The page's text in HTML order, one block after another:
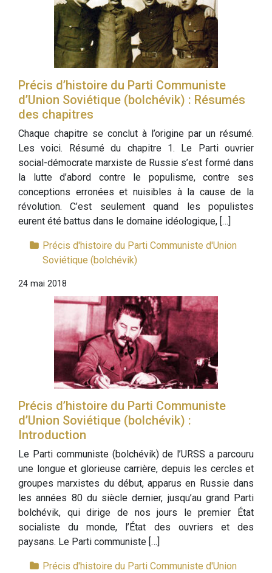
Précis d’histoire du Parti Communiste
d’Union Soviétique (bolchévik) : Résumés
des chapitres
Chaque chapitre se conclut à l’origine par un résumé.
Les voici. Résumé du chapitre 1. Le Parti ouvrier
social-démocrate marxiste de Russie s’est formé dans
la lutte d’abord contre le populisme, contre ses
conceptions erronées et nuisibles à la cause de la
révolution. C’est seulement quand les populistes
eurent été battus dans le domaine idéologique, […]
Précis d'histoire du Parti Communiste d'Union
Soviétique (bolchévik)
24 mai 2018
Précis d’histoire du Parti Communiste
d’Union Soviétique (bolchévik) :
Introduction
Le Parti communiste (bolchévik) de l’URSS a parcouru
une longue et glorieuse carrière, depuis les cercles et
groupes marxistes du début, apparus en Russie dans
les années 80 du siècle dernier, jusqu’au grand Parti
bolchévik, qui dirige de nos jours le premier État
socialiste du monde, l’État des ouvriers et des
paysans. Le Parti communiste […]
Précis d'histoire du Parti Communiste d'Union